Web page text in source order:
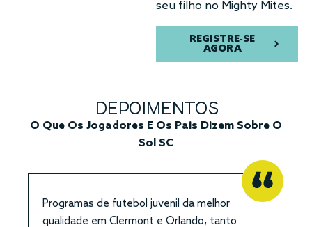
seu filho no Mighty Mites.
REGISTRE-SE
AGORA
DEPOIMENTOS
O Que Os Jogadores E Os Pais Dizem Sobre O
Sol SC
Programas de futebol juvenil da melhor
qualidade em Clermont e Orlando, tanto